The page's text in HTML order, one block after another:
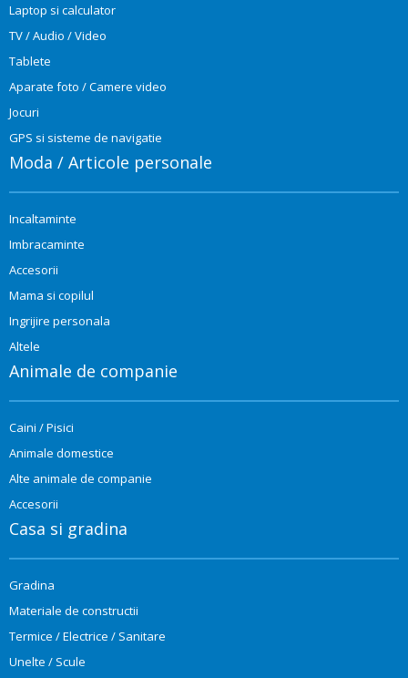
Laptop si calculator
TV / Audio / Video
Tablete
Aparate foto / Camere video
Jocuri
GPS si sisteme de navigatie
Moda / Articole personale
Incaltaminte
Imbracaminte
Accesorii
Mama si copilul
Ingrijire personala
Altele
Animale de companie
Caini / Pisici
Animale domestice
Alte animale de companie
Accesorii
Casa si gradina
Gradina
Materiale de constructii
Termice / Electrice / Sanitare
Unelte / Scule